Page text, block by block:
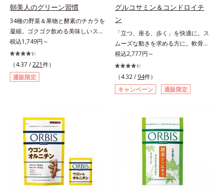
朝美人のグリーン習慣
34種の野菜＆果物と酵素のチカラを
凝縮。ゴクゴク飲める美味しいスム
ージーでスッキリ生活をサポート。
酵素と野菜＆果物のパワーで、スッ
キリ生活を応援する、粉末状の酵素
スムージーです。赤米や大麦などの
9種の素材を、黒・黄・白の3種の麹
ド・ウィートグラスや緑黄色野菜な
ど、厳選した34種の野菜と果物もた
っぷり入っており、いろいろな素材
を手軽に摂取できます。やすらぎの
ローズマリーとペパーミントの2種
のハーブも入っています。豆乳また
は水と混ぜるだけの簡単スムージー
税込1,749円～
（4.37 /221件）
通販限定
グルコサミン＆コンドロイチ
ン
「立つ、座る、歩く」を快適に。ス
ムーズな動きを求める方に。軟骨の
構成成分のもととなるグルコサミン
は体内でも作られますが、加齢とと
もに分解が進行してしまいます。そ
こで、オルビスは軟骨成分にこだわ
りました。6粒中にグルコサミンを
るサメの軟骨成分のコンドロイチン
硫酸を120mg配合。ふしぶしに大
切なⅡ型コラーゲンをプラスし、ス
ムーズな動きをサポートします。そ
れらに加え、ハス胚芽エキス、生姜
エキスも配合。女性想いのサポート
植物素材で、毎日の快適をサポート
します。飲みやすさにもこだわりま
税込2,777円～
（4.32 / 94件）
キャンペーン
通販限定